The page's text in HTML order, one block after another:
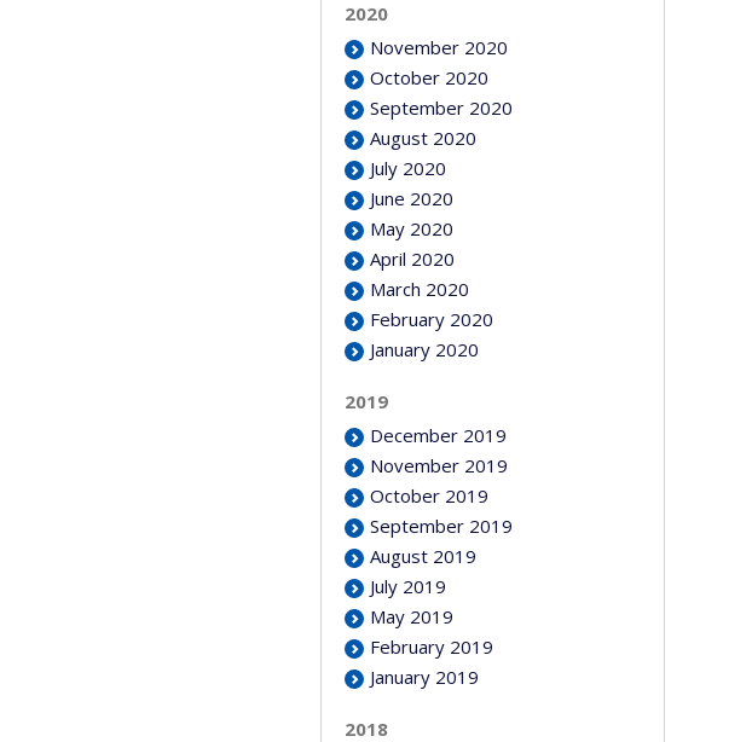
2020
November 2020
October 2020
September 2020
August 2020
July 2020
June 2020
May 2020
April 2020
March 2020
February 2020
January 2020
2019
December 2019
November 2019
October 2019
September 2019
August 2019
July 2019
May 2019
February 2019
January 2019
2018